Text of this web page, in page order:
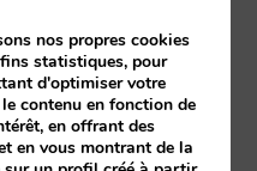
de vérité. C’est
dans les
ne concernent
nos propres cookies
statistiques, pour
d'optimiser votre
contenu en fonction de
en offrant des
en vous montrant de la